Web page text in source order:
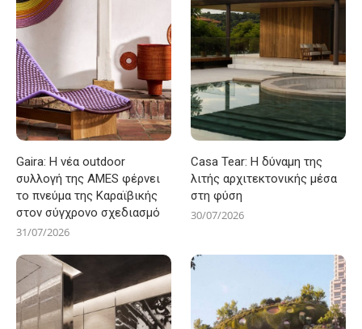
Gaira: Η νέα outdoor
συλλογή της AMES φέρνει
το πνεύμα της Καραϊβικής
στον σύγχρονο σχεδιασμό
31/07/2026
Casa Tear: Η δύναμη της
λιτής αρχιτεκτονικής μέσα
στη φύση
30/07/2026